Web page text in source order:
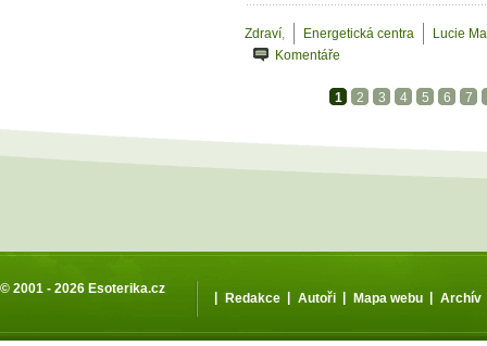
Zdraví, Energetická centra
Lucie
Komentáře
1 2 3 4 5 6 7
© 2001 - 2026 Esoterika.cz
| Redakce | Autoři | Mapa webu | Archív